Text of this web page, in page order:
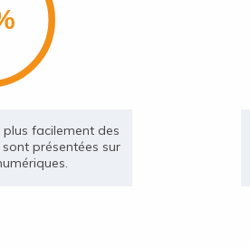
facilement des
présentées sur